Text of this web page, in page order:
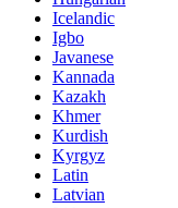
Icelandic
Igbo
Javanese
Kannada
Kazakh
Khmer
Kurdish
Kyrgyz
Latin
Latvian